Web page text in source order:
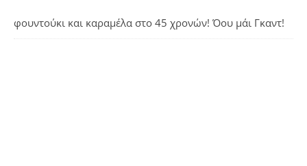
φουντούκι και καραμέλα στο 45 χρονών! Όου μάι Γκαντ!